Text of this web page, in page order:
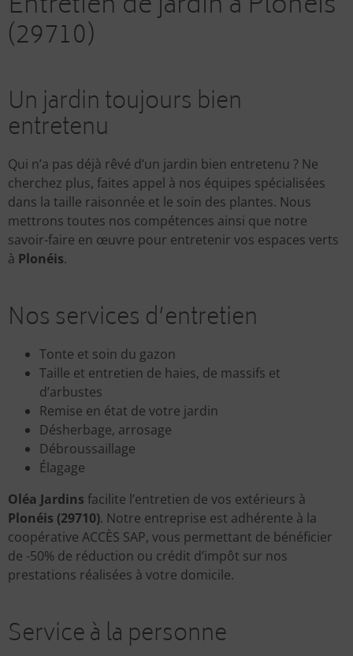
(29710)
Un jardin toujours bien
entretenu
Qui n’a pas déjà rêvé d’un jardin bien entretenu ? Ne
cherchez plus, faites appel à nos équipes spécialisées
dans la taille raisonnée et le soin des plantes. Nous
mettrons toutes nos compétences ainsi que notre
savoir-faire en œuvre pour entretenir vos espaces verts
à Plonéis.
Nos services d’entretien
Tonte et soin du gazon
Taille et entretien de haies, de massifs et
d’arbustes
Remise en état de votre jardin
Désherbage, arrosage
Débroussaillage
Élagage
Oléa Jardins facilite l’entretien de vos extérieurs à
Plonéis (29710). Notre entreprise est adhérente à la
coopérative ACCÈS SAP, vous permettant de bénéficier
de -50% de réduction ou crédit d’impôt sur nos
prestations réalisées à votre domicile.
Service à la personne